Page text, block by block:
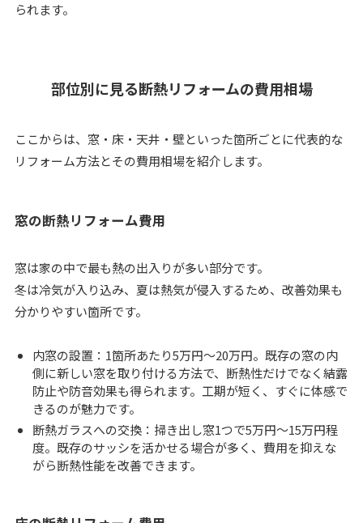
られます。
部位別に見る断熱リフォームの費用相場
ここからは、窓・床・天井・壁といった箇所ごとに代表的な
リフォーム方法とその費用相場を紹介します。
窓の断熱リフォーム費用
窓は家の中で最も熱の出入りが多い部分です。
冬は冷気が入り込み、夏は熱気が侵入するため、改善効果も
分かりやすい箇所です。
内窓の設置：1箇所あたり5万円～20万円。既存の窓の内
側に新しい窓を取り付ける方法で、断熱性だけでなく結露
防止や防音効果も得られます。工期が短く、すぐに体感で
きるのが魅力です。
断熱ガラスへの交換：掃き出し窓1つで5万円～15万円程
度。既存のサッシを活かせる場合が多く、費用を抑えな
がら断熱性能を改善できます。